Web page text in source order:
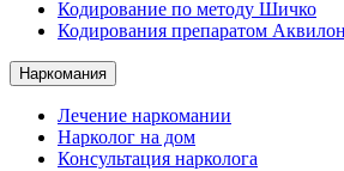
Кодирование по методу Шичко
Кодирования препаратом
Наркомания
Лечение наркомании
Нарколог на дом
Консультация нарколога